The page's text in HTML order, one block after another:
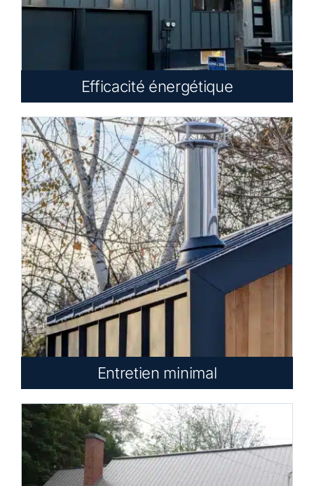
Efficacité énergétique
Entretien minimal